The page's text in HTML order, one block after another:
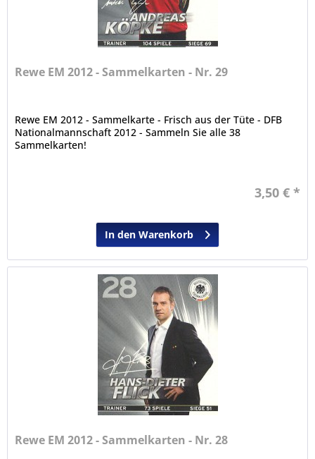
Rewe EM 2012 - Sammelkarten - Nr. 29
Rewe EM 2012 - Sammelkarte - Frisch aus der Tüte - DFB
Nationalmannschaft 2012 - Sammeln Sie alle 38
Sammelkarten!
3,50 € *
In den Warenkorb
Rewe EM 2012 - Sammelkarten - Nr. 28